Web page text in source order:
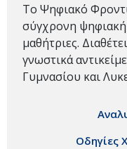
Το Ψηφιακό
σύγχρονη ψηφιακή
μαθήτριες.
γνωστικά
Γυμνασίου και
Οδηγίες